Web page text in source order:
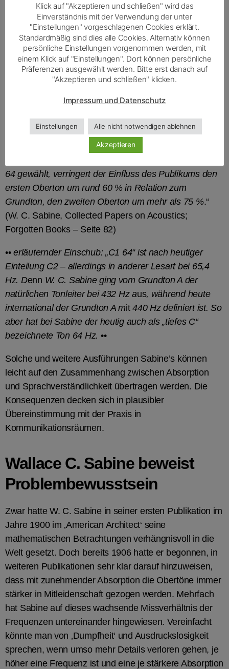
sensiblen höheren Frequenzen. Darauf hatte der
amerikanische Physiker bereits vor über 100 Jahren
hingewiesen und das Problem verständlich
beschrieben!
Dazu im völligen Widerspruch beschränkt man sich
darauf, die lückenhafte und extrem vereinfachende
sog. „Sabine’sche Formel“ anzuwenden. Und stützt
Nur ein kurzes Beispiel aus Sabine’s Fachbeiträgen:
In den tiefen Tönen kommt der Einfluss des Publikums
64 gewählt, verringert der Einfluss des Publikums den
ersten Oberton um rund 60 % in Relation zum
Grundton, den zweiten Oberton um mehr als 75 %.“
(W. C. Sabine, Collected Papers on Acoustics;
Forgotten Books – Seite 82)
••erläuternder Einschub: „C1 64“ ist nach heutiger
Einteilung C2–allerdings in anderer Lesart bei 65,4
Hz. Denn W. C. Sabine ging vom Grundton A der
natürlichen Tonleiter bei 432 Hz aus, während heute
international der Grundton A mit440 Hz definiert ist. So
aber hat bei Sabine der heutig auch als „tiefes C“
bezeichnete Ton 64 Hz. ••
Solche und weitere Ausführungen Sabine’s können
leicht auf den Zusammenhang zwischen Absorption
und Sprachverständlichkeit übertragen werden. Die
Konsequenzen decken sich in plausibler
Übereinstimmung mit der Praxis in
Kommunikationsräumen.
Wallace C. Sabine beweist
Problembewusstsein
Zwar hatte W. C. Sabine in seiner ersten Publikation im
Jahre 1900 im ‚American Architect‘ seine
mathematischen Betrachtungen verhängnisvoll in die
Welt gesetzt. Doch bereits 1906 hatte er begonnen, in
weiteren Publikationen sehr klar darauf hinzuweisen,
dass mit zunehmender Absorption die Obertöne immer
stärker in Mitleidenschaft gezogen werden. Mehrfach
hat Sabine auf dieses wachsende Missverhältnis der
Frequenzen untereinander hingewiesen. Vereinfacht
könnte man von ‚Dumpfheit‘ und Ausdruckslosigkeit
sprechen, wenn umso mehr Details verloren gehen, je
höher eine Frequenz ist und eine je stärkere Absorption
Klick auf "Akzeptieren und schließen" wird das
Einverständnis mit der Verwendung der unter
"Einstellungen" vorgeschlagenen Cookies erklärt.
Standardmäßig sind dies alle Cookies. Alternativ können
persönliche Einstellungen vorgenommen werden, mit
einem Klick auf "Einstellungen". Dort können persönliche
Präferenzen ausgewählt werden. Bitte erst danach auf
"Akzeptieren und schließen" klicken.
Impressum und Datenschutz
Einstellungen Alle nicht notwendigen ablehnen
Akzeptieren